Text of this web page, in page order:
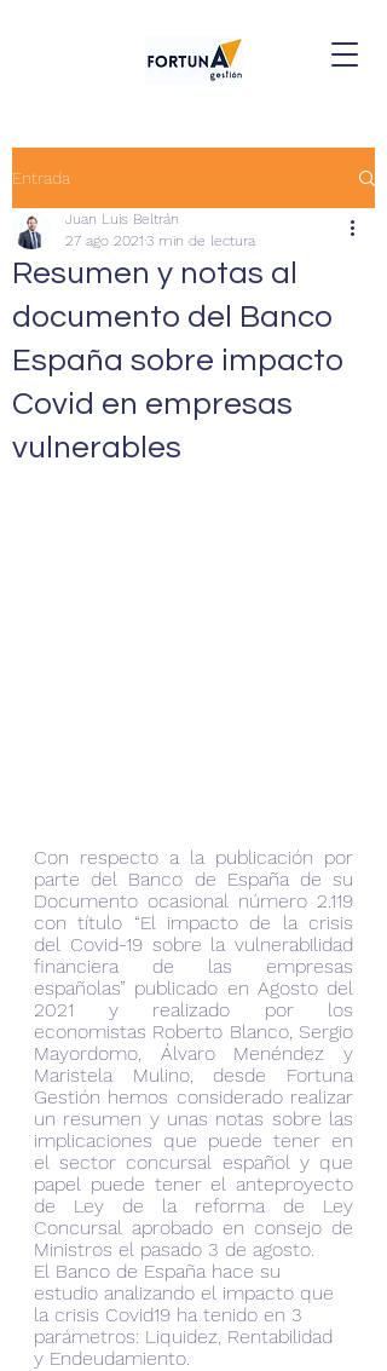
Entrada
Resumen y notas al
documento del Banco
España sobre impacto
Covid en empresas
vulnerables
Juan Luis Beltrán
27 ago 2021 3 min de lectura
Con respecto a la publicación por
parte del Banco de España de su
Documento ocasional número 2.119
con título “El impacto de la crisis
del Covid-19 sobre la vulnerabilidad
financiera de las empresas
españolas” publicado en Agosto del
2021 y realizado por los
economistas Roberto Blanco, Sergio
Mayordomo, Álvaro Menéndez y
Maristela Mulino, desde Fortuna
Gestión hemos considerado realizar
un resumen y unas notas sobre las
implicaciones que puede tener en
el sector concursal español y que
papel puede tener el anteproyecto
de Ley de la reforma de Ley
Concursal aprobado en consejo de
Ministros el pasado 3 de agosto.
El Banco de España hace su
estudio analizando el impacto que
la crisis Covid19 ha tenido en 3
parámetros: Liquidez, Rentabilidad
y Endeudamiento.